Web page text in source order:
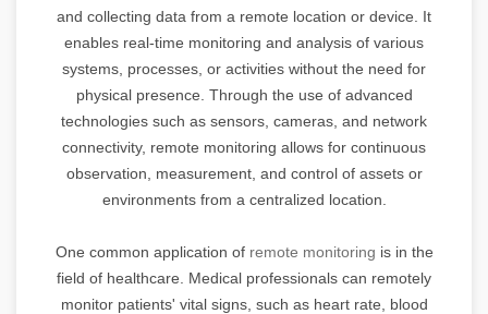
and collecting data from a remote location or device. It
enables real-time monitoring and analysis of various
systems, processes, or activities without the need for
physical presence. Through the use of advanced
technologies such as sensors, cameras, and network
connectivity, remote monitoring allows for continuous
observation, measurement, and control of assets or
environments from a centralized location.
One common application of remote monitoring is in the
field of healthcare. Medical professionals can remotely
monitor patients' vital signs, such as heart rate, blood